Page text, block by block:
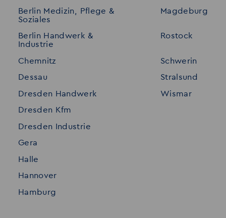
Merkzettel
Standorte
Datenschutz
Impressum
Berlin Medizin, Pflege &
Soziales
Berlin Handwerk &
Industrie
Chemnitz
Dessau
Dresden Handwerk
Dresden Kfm
Dresden Industrie
Gera
Halle
Hannover
Hamburg
Magdeburg
Rostock
Schwerin
Stralsund
Wismar